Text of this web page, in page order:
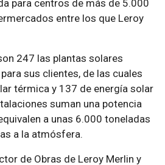
para centros de más de 5.000
entre los que Leroy
247 las plantas solares
sus clientes, de las cuales
térmica y 137 de energía solar
suman una potencia
a unas 6.000 toneladas
a la atmósfera.
de Obras de Leroy Merlin y